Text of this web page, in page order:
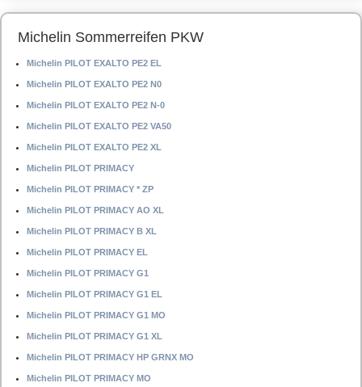
Michelin Sommerreifen PKW
Michelin PILOT EXALTO PE2 EL
Michelin PILOT EXALTO PE2 N0
Michelin PILOT EXALTO PE2 N-0
Michelin PILOT EXALTO PE2 VA50
Michelin PILOT EXALTO PE2 XL
Michelin PILOT PRIMACY
Michelin PILOT PRIMACY * ZP
Michelin PILOT PRIMACY AO XL
Michelin PILOT PRIMACY B XL
Michelin PILOT PRIMACY EL
Michelin PILOT PRIMACY G1
Michelin PILOT PRIMACY G1 EL
Michelin PILOT PRIMACY G1 MO
Michelin PILOT PRIMACY G1 XL
Michelin PILOT PRIMACY HP GRNX MO
Michelin PILOT PRIMACY MO